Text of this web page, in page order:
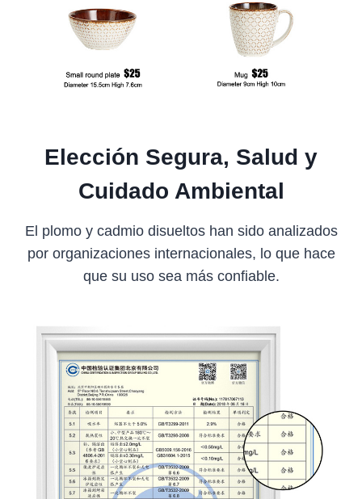
Elección Segura, Salud y
Cuidado Ambiental
El plomo y cadmio disueltos han sido analizados
por organizaciones internacionales, lo que hace
que su uso sea más confiable.